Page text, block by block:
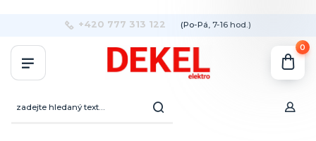
+420 777 313 122 (Po-Pá, 7-16 hod.)
0